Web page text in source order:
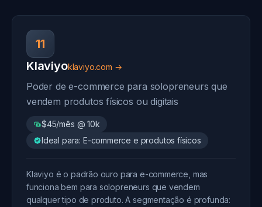
11
Klaviyoklaviyo.com →
Poder de e-commerce para solopreneurs que
vendem produtos físicos ou digitais
$45/mês @ 10k
Ideal para: E-commerce e produtos físicos
Klaviyo é o padrão ouro para e-commerce, mas
funciona bem para solopreneurs que vendem
qualquer tipo de produto. A segmentação é profunda: